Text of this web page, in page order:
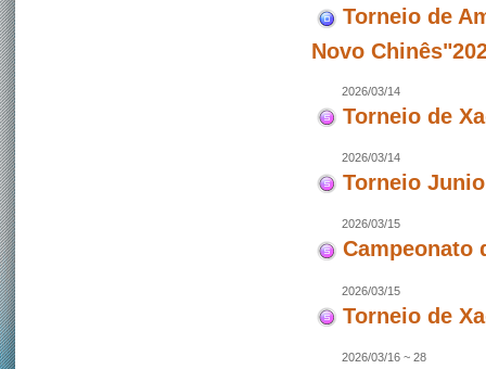
Torneio de
Novo
2026/03/14
Torneio de
2026/03/14
Torneio
2026/03/15
Campeonato
2026/03/15
Torneio de
2026/03/16 ~ 28